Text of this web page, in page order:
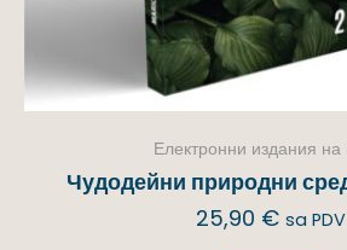
Електронни издания на
Чудодейни природни
25,90 € sa PDV